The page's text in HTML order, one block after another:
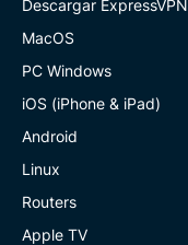
Descargar ExpressVPN
MacOS
PC Windows
iOS (iPhone & iPad)
Android
Linux
Routers
Apple TV